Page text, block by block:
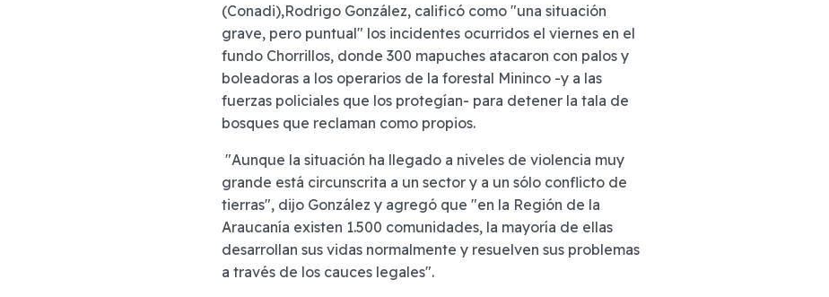
(Conadi),Rodrigo González, calificó como "una situación
grave, pero puntual" los incidentes ocurridos el viernes en el
fundo Chorrillos, donde 300 mapuches atacaron con palos y
boleadoras a los operarios de la forestal Mininco -y a las
fuerzas policiales que los protegían- para detener la tala de
bosques que reclaman como propios.
"Aunque la situación ha llegado a niveles de violencia muy
grande está circunscrita a un sector y a un sólo conflicto de
tierras", dijo González y agregó que "en la Región de la
Araucanía existen 1.500 comunidades, la mayoría de ellas
desarrollan sus vidas normalmente y resuelven sus problemas
a través de los cauces legales".